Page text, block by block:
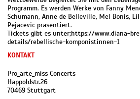
Programm. Es werden Werke von Fanny
Schumann, Anne de Belleville, Mel Bonis,
Pejacevic präsentiert.
Tickets gibt es unter;https://www.diana-
details/rebellische-komponistinnen-1
KONTAKT
Pro_arte_miss Concerts
Happoldstr.26
70469 Stuttgart